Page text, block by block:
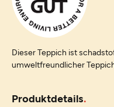
Dieser Teppich ist
umweltfreundlicher
Produktdetails